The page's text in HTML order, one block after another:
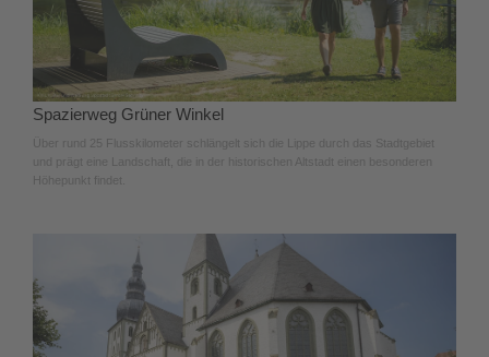
Spazierweg Grüner Winkel
Über rund 25 Flusskilometer schlängelt sich die Lippe durch das Stadtgebiet
und prägt eine Landschaft, die in der historischen Altstadt einen besonderen
Höhepunkt findet.